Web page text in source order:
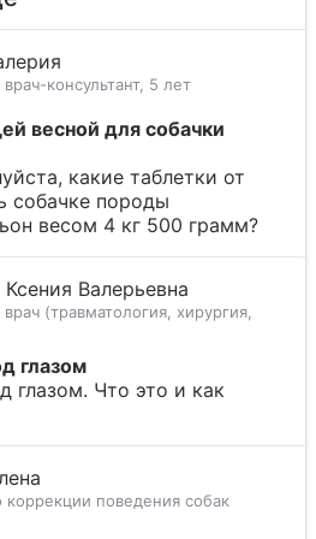
консультант, 5 лет
весной для собачки
какие таблетки от
собачке породы
весом 4 кг 500 грамм?
Валерьевна
(травматология, хирургия,
глазом
глазом. Что это и как
коррекции поведения собак